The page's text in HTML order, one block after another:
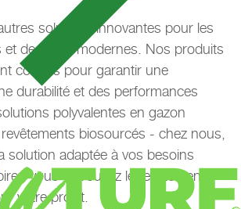
solutions innovantes pour les
et de loisirs modernes. Nos produits
conçus pour garantir une
durabilité et des performances
polyvalentes en gazon
biosourcés - chez nous,
solution adaptée à vos besoins
vous et trouvez le revêtement
votre projet.